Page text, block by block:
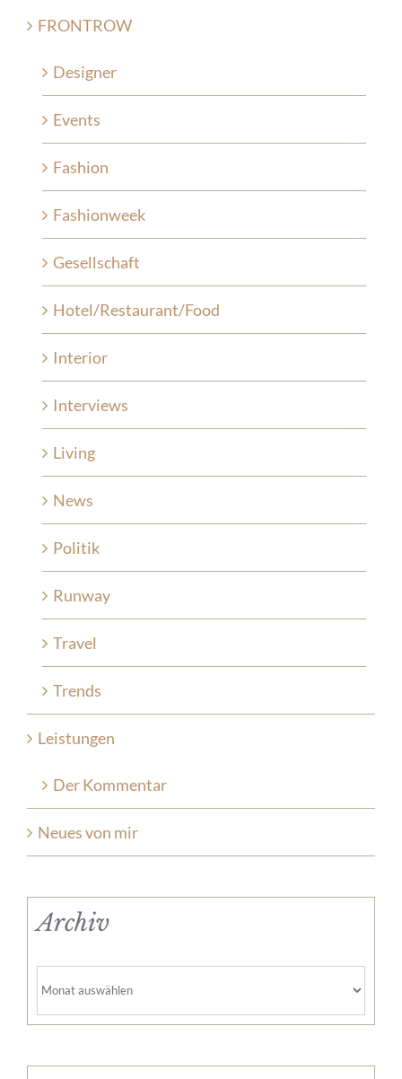
FRONTROW
Designer
Events
Fashion
Fashionweek
Gesellschaft
Hotel/Restaurant/Food
Interior
Interviews
Living
News
Politik
Runway
Travel
Trends
Leistungen
Der Kommentar
Neues von mir
Archiv